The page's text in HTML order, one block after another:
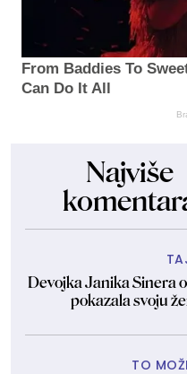
From Baddies To
Can Do It All
Najviše
Devojka Janika Sinera
pokazala svoju
TO